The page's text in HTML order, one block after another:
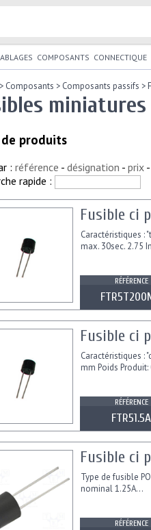
COMPOSANTS CONNECTIQUE
> Composants > Composants passifs >
miniatures
produits
: référence - désignation - prix -
rapide :
Fusible ci
Caractéristiques :
max. 30sec. 2.75
RÉFÉRENCE
Fusible ci
Caractéristiques :
mm Poids
RÉFÉRENCE
FTR51.5A
Fusible ci
Type de fusible
nominal 1.25A...
RÉFÉRENCE